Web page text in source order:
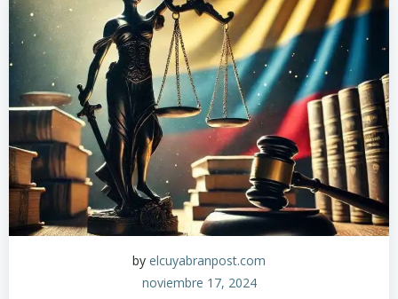
by elcuyabranpost.com
noviembre 17, 2024